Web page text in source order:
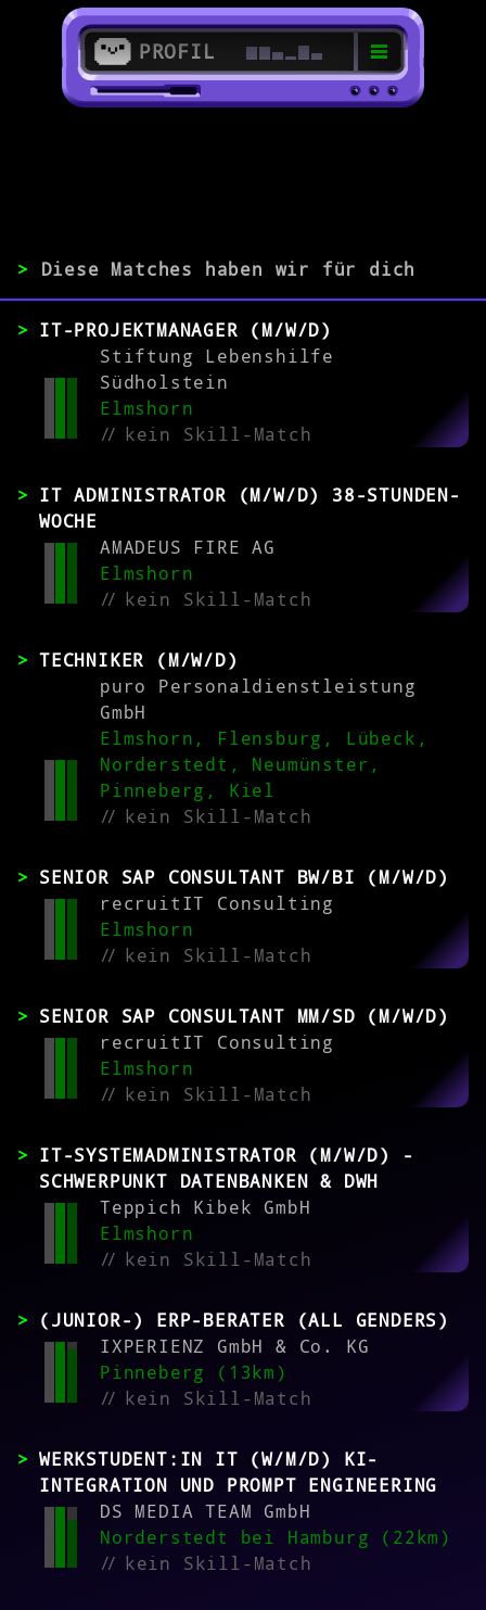
PROFIL
>
ERFAHRUNG
0-1 2-5
> Diese Matches haben wir für dich
IT-PROJEKTMANAGER (M/W/D)
Stiftung Lebenshilfe
Südholstein
Elmshorn
//kein Skill-Match
IT ADMINISTRATOR (M/W/D) 38-STUNDEN-
WOCHE
AMADEUS FIRE AG
Elmshorn
//kein Skill-Match
TECHNIKER (M/W/D)
puro Personaldienstleistung
GmbH
Elmshorn, Flensburg, Lübeck,
Norderstedt, Neumünster,
Pinneberg, Kiel
//kein Skill-Match
SENIOR SAP CONSULTANT BW/BI (M/W/D)
recruitIT Consulting
Elmshorn
//kein Skill-Match
SENIOR SAP CONSULTANT MM/SD (M/W/D)
recruitIT Consulting
Elmshorn
//kein Skill-Match
IT-SYSTEMADMINISTRATOR (M/W/D) -
SCHWERPUNKT DATENBANKEN & DWH
Teppich Kibek GmbH
Elmshorn
//kein Skill-Match
(JUNIOR-) ERP-BERATER (ALL GENDERS)
IXPERIENZ GmbH & Co. KG
Pinneberg (13km)
//kein Skill-Match
WERKSTUDENT:IN IT (W/M/D) KI-
INTEGRATION UND PROMPT ENGINEERING
DS MEDIA TEAM GmbH
Norderstedt bei Hamburg (22km)
//kein Skill-Match